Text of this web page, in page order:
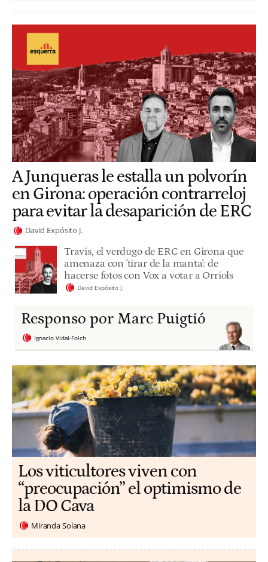
A Junqueras le estalla un polvorín
en Girona: operación contrarreloj
para evitar la desaparición de ERC
David Expósito J.
Travis, el verdugo de ERC en Girona que
amenaza con 'tirar de la manta': de
hacerse fotos con Vox a votar a Orriols
David Expósito J.
Responso por Marc Puigtió
Ignacio Vidal-Folch
Los viticultores viven con
“preocupación” el optimismo de
la DO Cava
Miranda Solana